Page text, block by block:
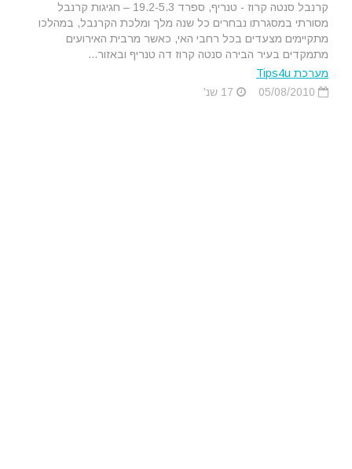
קרנבל סנטה קרוז - טנריף, ספרד 19.2-5.3 – חגיגות קרנבל
מסורתי במסגרתו נבחרים כל שנה מלך ומלכת הקרנבל, במהלכו
מתקיימים מצעדים בכל רחבי האי, כאשר מרבית האירועים
מתמקדים בעיר הבירה סנטה קרוז דה טנריף ובאזור...
מערכת Tips4u